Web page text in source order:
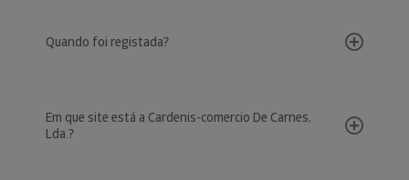
Quando foi registada?
Em que site está a Cardenis-comercio De Carnes,
Lda.?